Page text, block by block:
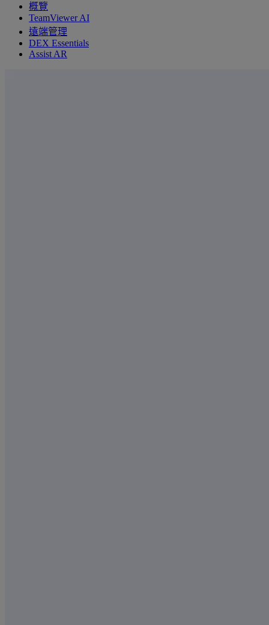
概覽
TeamViewer AI
遠端管理
DEX Essentials
Assist AR